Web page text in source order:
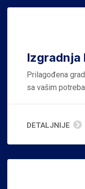
Izgradnja
Prilagođena
sa vašim
DETALJNIJE